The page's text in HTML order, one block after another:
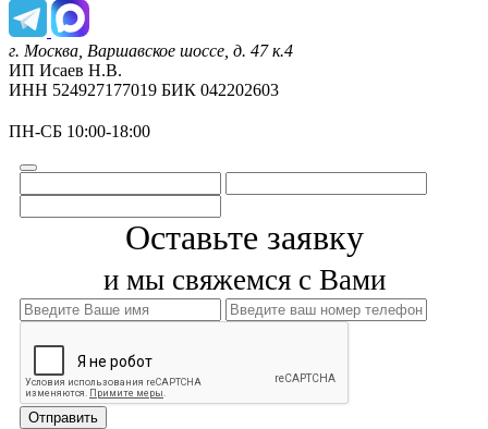
г. Москва, Варшавское шоссе, д. 47 к.4
ИП Исаев Н.В.
ИНН 524927177019 БИК 042202603
ПН-СБ 10:00-18:00
Оставьте заявку
и мы свяжемся с Вами